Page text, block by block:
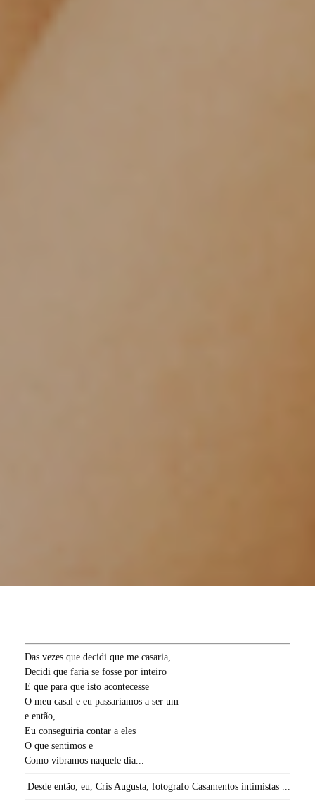
Das vezes que decidi que me casaria,
Decidi que faria se fosse por inteiro
E que para que isto acontecesse
O meu casal e eu passaríamos a ser um
e então,
Eu conseguiria contar a eles
O que sentimos e
Como vibramos naquele dia...
Desde então, eu, Cris Augusta, fotografo Casamentos intimistas ...